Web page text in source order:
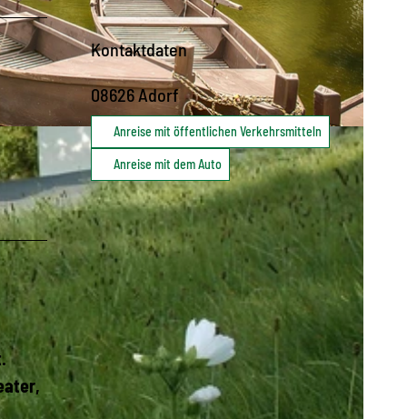
Kontaktdaten
08626Adorf
Anreise mit öffentlichen Verkehrsmitteln
Anreise mit dem Auto